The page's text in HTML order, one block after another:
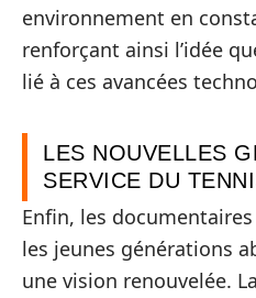
environnement en
renforçant ainsi l’idée
lié à ces avancées
LES NOUVELLES
SERVICE DU
Enfin, les
les jeunes générations
une vision renouvelée.